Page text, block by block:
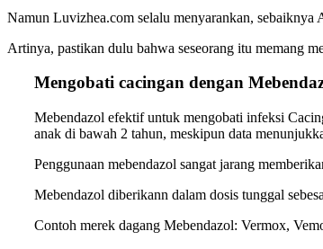
Namun Luvizhea.com selalu menyarankan,
Artinya, pastikan dulu bahwa seseorang itu memang
Mengobati cacingan dengan
Mebendazol efektif untuk mengobati infeksi
anak di bawah 2 tahun, meskipun data
Penggunaan mebendazol sangat jarang
Mebendazol diberikann dalam dosis tunggal
Contoh merek dagang Mebendazol: Vermox,